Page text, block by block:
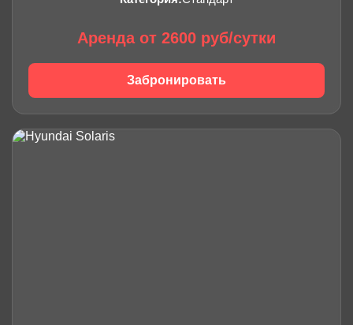
Аренда от 2600 руб/сутки
Забронировать